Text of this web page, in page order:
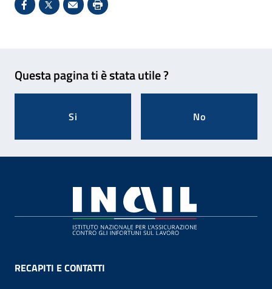
Condividi su Facebook - Sito esterno - Apertura in
X - Sito esterno - Apertura in nuova finestra
Invio Mail: apre il programma di posta
Stampa pagina: scelta meno
Questa pagina ti è stata utile ?
Si No
RECAPITI E CONTATTI